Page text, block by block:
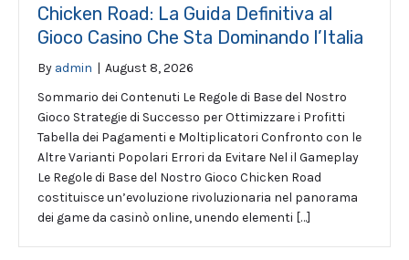
Chicken Road: La Guida Definitiva al
Gioco Casino Che Sta Dominando l’Italia
By admin | August 8, 2026
Sommario dei Contenuti Le Regole di Base del Nostro
Gioco Strategie di Successo per Ottimizzare i Profitti
Tabella dei Pagamenti e Moltiplicatori Confronto con le
Altre Varianti Popolari Errori da Evitare Nel il Gameplay
Le Regole di Base del Nostro Gioco Chicken Road
costituisce un’evoluzione rivoluzionaria nel panorama
dei game da casinò online, unendo elementi […]